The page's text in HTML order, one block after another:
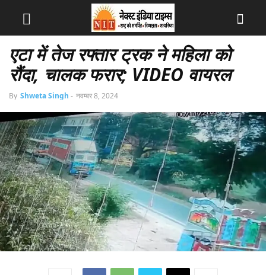
एटा में तेज रफ्तार ट्रक ने महिला को
रौंदा, चालक फरार; VIDEO वायरल
By Shweta Singh - नवम्बर 8, 2024